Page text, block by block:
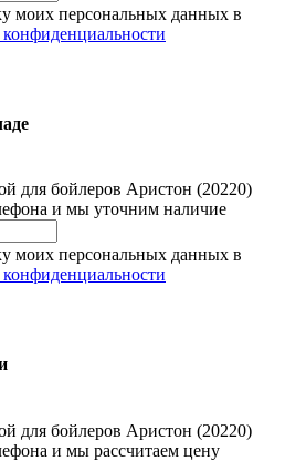
моих персональных данных в
для бойлеров Аристон (20220)
и мы уточним наличие
моих персональных данных в
для бойлеров Аристон (20220)
и мы рассчитаем цену